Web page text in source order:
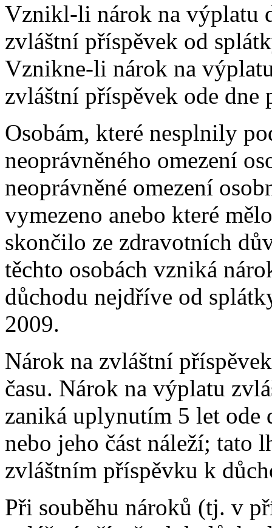
Vznikl-li nárok na výplatu
zvláštní příspěvek od
Vznikne-li nárok na
zvláštní příspěvek ode dne
Osobám, které nesplnily
neoprávněného omezení
neoprávněné omezení
vymezeno anebo které
skončilo ze zdravotních
těchto osobách vzniká
důchodu nejdříve od
2009.
Nárok na zvláštní
času. Nárok na výplatu
zaniká uplynutím 5 let ode
nebo jeho část náleží; tato
zvláštním příspěvku k
Při souběhu nároků (tj. v